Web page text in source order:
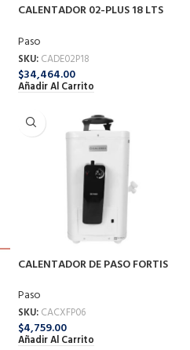
CALENTADOR 02-PLUS 18 LTS
Paso
SKU: CADE02P18
$34,464.00
Añadir Al Carrito
CALENTADOR DE PASO FORTIS
Paso
SKU: CACXFP06
$4,759.00
Añadir Al Carrito